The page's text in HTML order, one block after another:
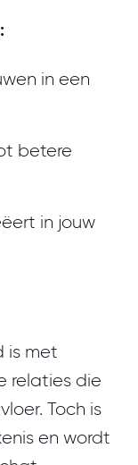
in een
betere
in jouw
is met
relaties die
Toch is
en wordt